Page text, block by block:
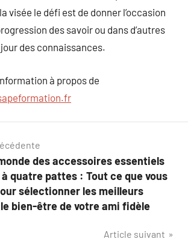
visée le défi est de donner l’occasion
des savoir ou dans d’autres
des connaissances.
à propos de
des accessoires essentiels
quatre pattes : Tout ce que vous
sélectionner les meilleurs
bien-être de votre ami fidèle
Article suivant